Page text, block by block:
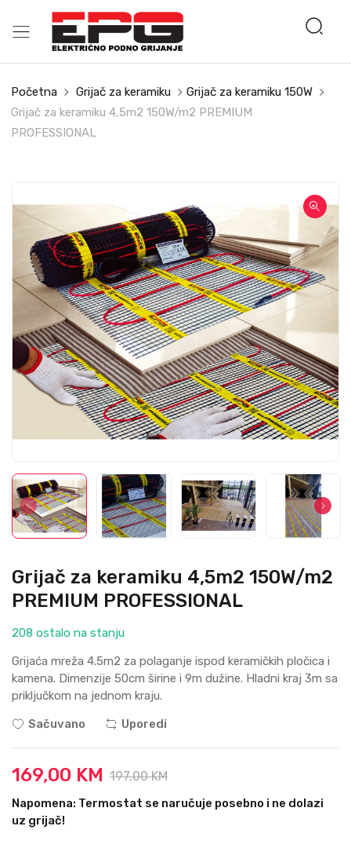
Početna Grijač za keramiku
Grijač za keramiku 150W
Grijač za keramiku 4,5m2 150W/m2 PREMIUM
PROFESSIONAL
Grijač za keramiku 4,5m2 150W/m2
PREMIUM PROFESSIONAL
208 ostalo na stanju
Griјaća mreža 4.5m2 za polaganje ispod keramičkih pločica i
kamena. Dimenziјe 50cm širine i 9m dužine. Hladni kraј 3m sa
priključkom na јednom kraјu.
Sačuvano
Uporedi
169,00 KM 197,00 KM
Napomena: Termostat se naručuje posebno i ne dolazi
uz grijač!